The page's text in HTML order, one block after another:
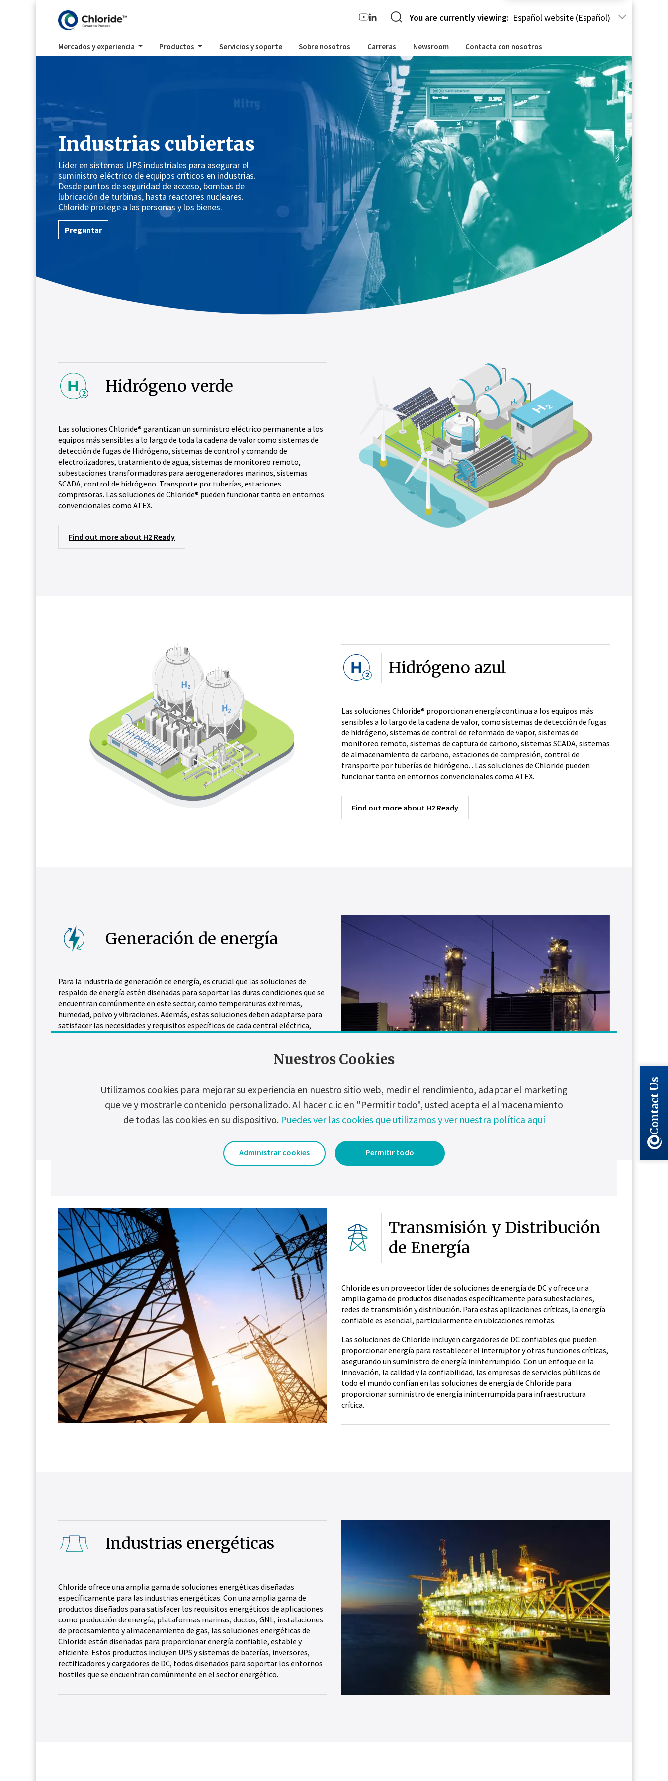
Mercados y experiencia Productos Servicios y soporte Sobre nosotros Carreras Newsroom Contacta con nosotros
You are currently viewing: Español website (Español)
Industrias cubiertas
Líder en sistemas UPS industriales para asegurar el
suministro eléctrico de equipos críticos en industrias.
Desde puntos de seguridad de acceso, bombas de
lubricación de turbinas, hasta reactores nucleares.
Chloride protege a las personas y los bienes.
Preguntar
Hidrógeno verde
Las soluciones Chloride® garantizan un suministro eléctrico permanente a los
equipos más sensibles a lo largo de toda la cadena de valor como sistemas de
detección de fugas de Hidrógeno, sistemas de control y comando de
electrolizadores, tratamiento de agua, sistemas de monitoreo remoto,
subestaciones transformadoras para aerogeneradores marinos, sistemas
SCADA, control de hidrógeno. Transporte por tuberías, estaciones
compresoras. Las soluciones de Chloride® pueden funcionar tanto en entornos
convencionales como ATEX.
Find out more about H2 Ready
Hidrógeno azul
Las soluciones Chloride® proporcionan energía continua a los equipos más
sensibles a lo largo de la cadena de valor, como sistemas de detección de fugas
de hidrógeno, sistemas de control de reformado de vapor, sistemas de
monitoreo remoto, sistemas de captura de carbono, sistemas SCADA, sistemas
de almacenamiento de carbono, estaciones de compresión, control de
transporte por tuberías de hidrógeno. . Las soluciones de Chloride pueden
funcionar tanto en entornos convencionales como ATEX.
Find out more about H2 Ready
Generación de energía
Para la industria de generación de energía, es crucial que las soluciones de
respaldo de energía estén diseñadas para soportar las duras condiciones que se
encuentran comúnmente en este sector, como temperaturas extremas,
humedad, polvo y vibraciones. Además, estas soluciones deben adaptarse para
satisfacer las necesidades y requisitos específicos de cada central eléctrica,
garantizando el suministro ininterrumpido de electricidad.
soluciones UPS personalizadas para la industria de generación de energía,
como fuentes más nuevas como energía eólica marina y solar.
Transmisión y Distribución
de Energía
Chloride es un proveedor líder de soluciones de energía de DC y ofrece una
amplia gama de productos diseñados específicamente para subestaciones,
redes de transmisión y distribución. Para estas aplicaciones críticas, la energía
confiable es esencial, particularmente en ubicaciones remotas.
Las soluciones de Chloride incluyen cargadores de DC confiables que pueden
proporcionar energía para restablecer el interruptor y otras funciones críticas,
asegurando un suministro de energía ininterrumpido. Con un enfoque en la
innovación, la calidad y la confiabilidad, las empresas de servicios públicos de
todo el mundo confían en las soluciones de energía de Chloride para
proporcionar suministro de energía ininterrumpida para infraestructura
crítica.
Industrias energéticas
Chloride ofrece una amplia gama de soluciones energéticas diseñadas
específicamente para las industrias energéticas. Con una amplia gama de
productos diseñados para satisfacer los requisitos energéticos de aplicaciones
como producción de energía, plataformas marinas, ductos, GNL, instalaciones
de procesamiento y almacenamiento de gas, las soluciones energéticas de
Chloride están diseñadas para proporcionar energía confiable, estable y
eficiente. Estos productos incluyen UPS y sistemas de baterías, inversores,
rectificadores y cargadores de DC, todos diseñados para soportar los entornos
hostiles que se encuentran comúnmente en el sector energético.
Contact Us
Nuestros Cookies
Utilizamos cookies para mejorar su experiencia en nuestro sitio web, medir el rendimiento, adaptar el marketing
que ve y mostrarle contenido personalizado. Al hacer clic en "Permitir todo", usted acepta el almacenamiento
de todas las cookies en su dispositivo. Puedes ver las cookies que utilizamos y ver nuestra política aquí
Administrar cookies Permitir todo